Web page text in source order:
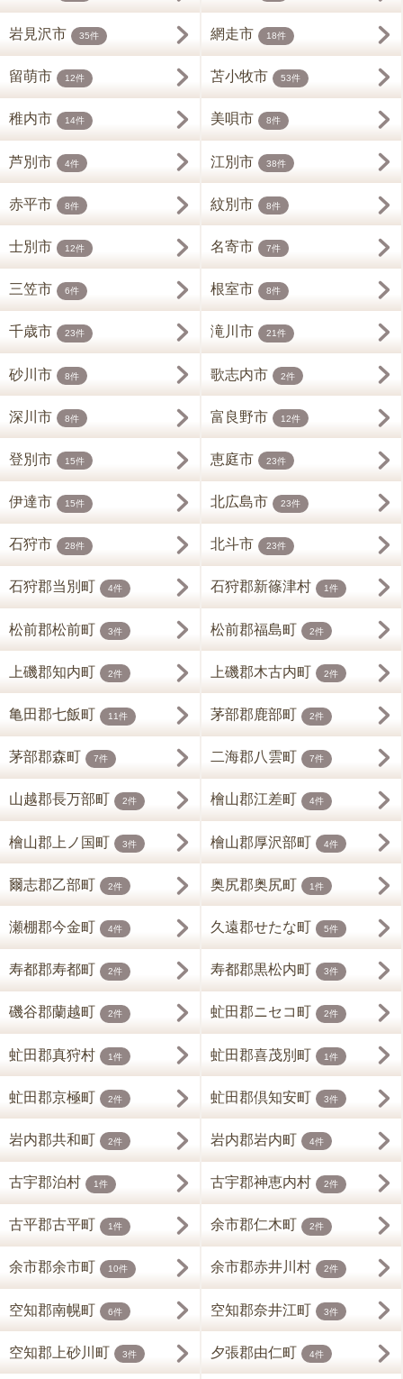
岩見沢市 35件 網走市 18件
留萌市 12件 苫小牧市 53件
稚内市 14件 美唄市 8件
芦別市 4件 江別市 38件
赤平市 8件 紋別市 8件
士別市 12件 名寄市 7件
三笠市 6件 根室市 8件
千歳市 23件 滝川市 21件
砂川市 8件 歌志内市 2件
深川市 8件 富良野市 12件
登別市 15件 恵庭市 23件
伊達市 15件 北広島市 23件
石狩市 28件 北斗市 23件
石狩郡当別町 4件 石狩郡新篠津村 1件
松前郡松前町 3件 松前郡福島町 2件
上磯郡知内町 2件 上磯郡木古内町 2件
亀田郡七飯町 11件 茅部郡鹿部町 2件
茅部郡森町 7件 二海郡八雲町 7件
山越郡長万部町 2件 檜山郡江差町 4件
檜山郡上ノ国町 3件 檜山郡厚沢部町 4件
爾志郡乙部町 2件 奥尻郡奥尻町 1件
瀬棚郡今金町 4件 久遠郡せたな町 5件
寿都郡寿都町 2件 寿都郡黒松内町 3件
磯谷郡蘭越町 2件 虻田郡ニセコ町 2件
虻田郡真狩村 1件 虻田郡喜茂別町 1件
虻田郡京極町 2件 虻田郡倶知安町 3件
岩内郡共和町 2件 岩内郡岩内町 4件
古宇郡泊村 1件 古宇郡神恵内村 2件
古平郡古平町 1件 余市郡仁木町 2件
余市郡余市町 10件 余市郡赤井川村 2件
空知郡南幌町 6件 空知郡奈井江町 3件
空知郡上砂川町 3件 夕張郡由仁町 4件